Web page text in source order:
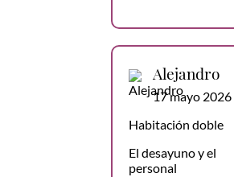
Alejandro
17 mayo 2026
Habitación doble
El desayuno y el
personal